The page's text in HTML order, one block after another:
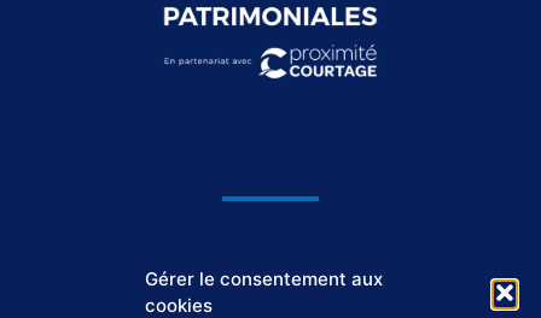
Gérer le consentement aux
cookies
37550 Saint-Avertin